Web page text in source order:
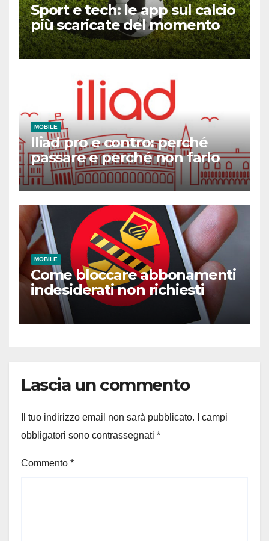
Sport e tech: le app sul calcio
più scaricate del momento
MOBILE
Iliad pro e contro: perché
passare e perché non farlo
MOBILE
Come bloccare abbonamenti
indesiderati non richiesti
Lascia un commento
Il tuo indirizzo email non sarà pubblicato.
I campi
obbligatori sono contrassegnati *
Commento *